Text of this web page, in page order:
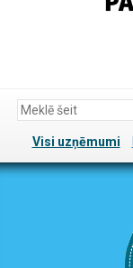
Visi uzņēmumi